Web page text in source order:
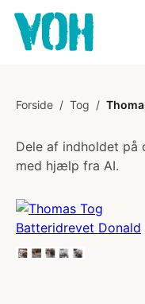
Forside / Tog /
Dele af indholdet på
med hjælp fra AI.